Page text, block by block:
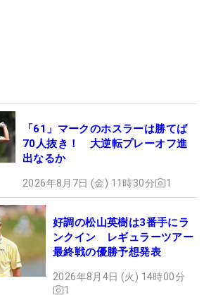
「61」マークのホスラーは勝てば
70人抜き！ 大逆転プレーオフ進
出なるか
2026年8月7日 (金) 11時30分 1
好調の松山英樹は3番手にラ
ンクイン レギュラーツアー
最終戦の優勝予想発表
2026年8月4日 (火) 14時00分
1